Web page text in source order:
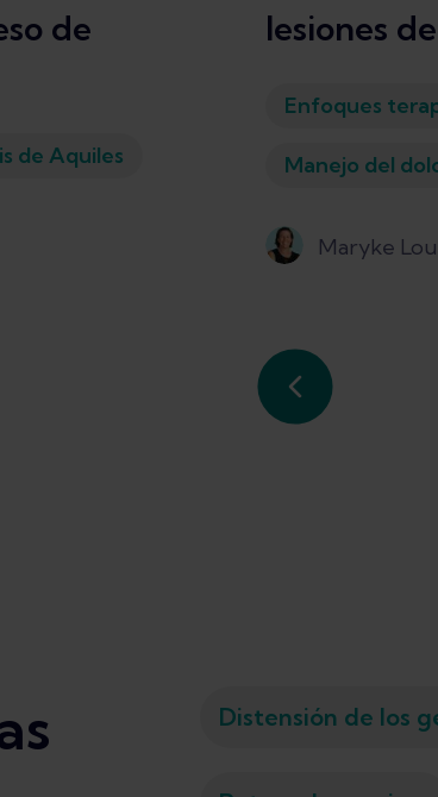
de
de Aquiles
lesiones
Enfoques
Manejo del
Maryke
Distensión de los